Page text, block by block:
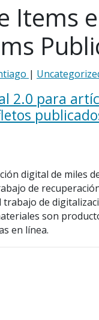
Items
|
2.0 para
digital de miles
de
de
son
en línea.